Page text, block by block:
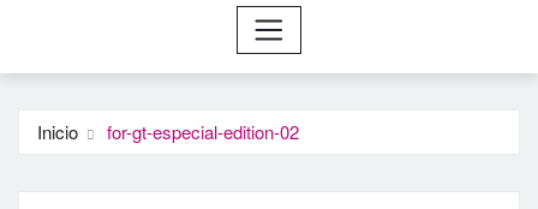
Inicio for-gt-especial-edition-02